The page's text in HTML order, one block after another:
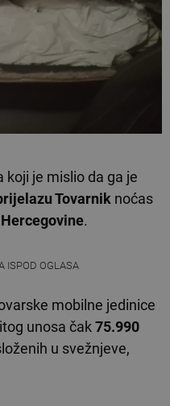
koji je mislio da ga je
Tovarnik noćas
.
ISPOD OGLASA
mobilne jedinice
unosa čak75.990
u svežnjeve,